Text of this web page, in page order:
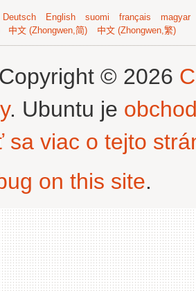
Deutsch English suomi français
magyar
中文 (Zhongwen,简) 中文 (Zhongwen,繁)
© 2026
. Ubuntu je
sa viac o tejto
on this site.